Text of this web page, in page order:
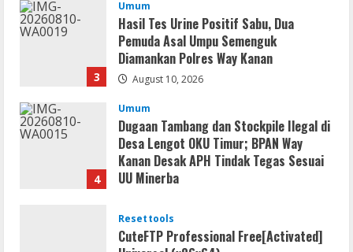
Diamankan Polres Way Kanan
August 10, 2026
Umum
Dugaan Tambang dan Stockpile Ilegal di
Desa Lengot OKU Timur; BPAN Way
Kanan Desak APH Tindak Tegas Sesuai
UU Minerba
August 10, 2026
Resettools
CuteFTP Professional Free[Activated]
August 10, 2026